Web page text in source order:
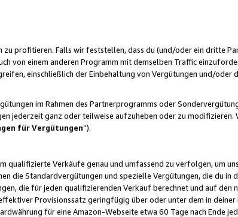
profitieren. Falls wir feststellen, dass du (und/oder ein dritte
von einem anderen Programm mit demselben Traffic
einschließlich der Einbehaltung von Vergütungen und/oder
im Rahmen des Partnerprogramms oder
jederzeit ganz oder teilweise aufzuheben oder zu
für Vergütungen“).
qualifizierte Verkäufe genau und umfassend zu verfolgen, um
die Standardvergütungen und spezielle Vergütungen, die du in
die für jeden qualifizierenden Verkauf berechnet und auf den
Provisionssatz geringfügig über oder unter dem in
für eine Amazon-Webseite etwa 60 Tage nach Ende